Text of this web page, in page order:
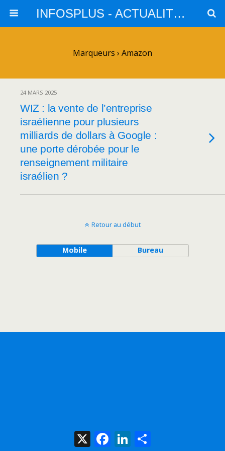
INFOSPLUS - ACTUALITES et INFOS
Marqueurs › Amazon
24 MARS 2025
WIZ : la vente de l’entreprise
israélienne pour plusieurs
milliards de dollars à Google :
une porte dérobée pour le
renseignement militaire
israélien ?
FacebookLinkedIn
Retour au début
Mobile Bureau